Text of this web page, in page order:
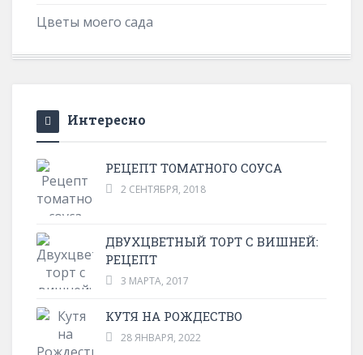
Цветы моего сада
Интересно
РЕЦЕПТ ТОМАТНОГО СОУСА
2 СЕНТЯБРЯ, 2018
ДВУХЦВЕТНЫЙ ТОРТ С ВИШНЕЙ:
РЕЦЕПТ
3 МАРТА, 2017
КУТЯ НА РОЖДЕСТВО
28 ЯНВАРЯ, 2022